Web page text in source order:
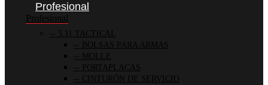
Profesional
Profesional
5.11 TACTICAL
BOLSAS PARA ARMAS
MOLLE
PORTAPLACAS
CINTURÓN DE SERVICIO